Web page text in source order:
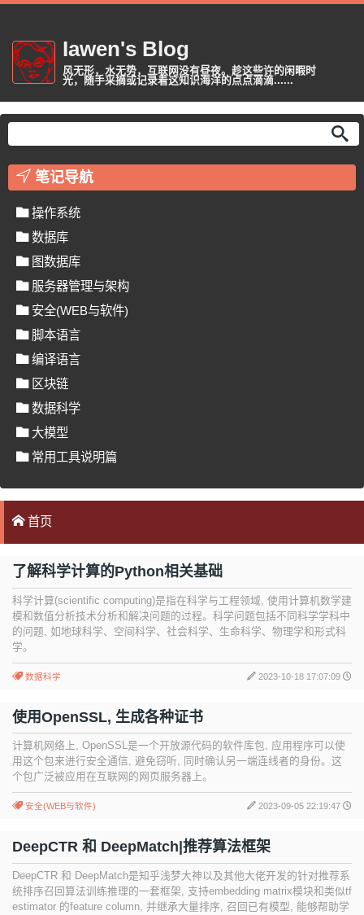
Iawen's Blog
风无形，水无势，互联网没有昼夜。趁这些许的闲暇时
光，随手采摘或记录着这知识海洋的点点滴滴......
笔记导航
操作系统
数据库
图数据库
服务器管理与架构
安全(WEB与软件)
脚本语言
编译语言
区块链
数据科学
大模型
常用工具说明篇
首页
了解科学计算的Python相关基础
科学计算(scientific computing)是指在科学与工程领域, 使用计算机数学建
模和数值分析技术分析和解决问题的过程。科学问题包括不同科学学科中
的问题, 如地球科学、空间科学、社会科学、生命科学、物理学和形式科
学。
数据科学 2023-10-18 17:07:09
使用OpenSSL, 生成各种证书
计算机网络上, OpenSSL是一个开放源代码的软件库包, 应用程序可以使
用这个包来进行安全通信, 避免窃听, 同时确认另一端连线者的身份。这
个包广泛被应用在互联网的网页服务器上。
安全(WEB与软件) 2023-09-05 22:19:47
DeepCTR 和 DeepMatch|推荐算法框架
DeepCTR 和 DeepMatch是知乎浅梦大神以及其他大佬开发的针对推荐系
统排序召回算法训练推理的一套框架, 支持embedding matrix模块和类似tf
estimator 的feature column, 并继承大量排序, 召回已有模型, 能够帮助学